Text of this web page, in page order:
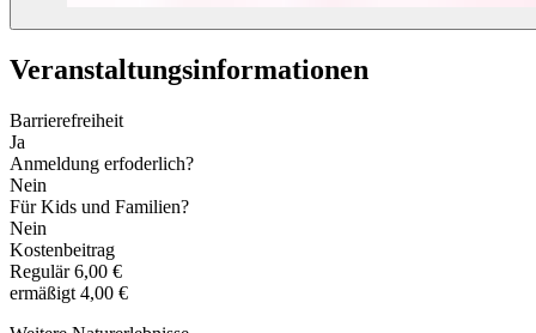
Veranstaltungs­informationen
Barrierefreiheit
Ja
Anmeldung erfoderlich?
Nein
Für Kids und Familien?
Nein
Kostenbeitrag
Regulär 6,00 €
ermäßigt 4,00 €